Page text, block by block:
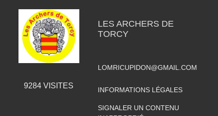
9284 VISITES
LES ARCHERS DE
TORCY
LOMRICUPIDON@GMAIL.COM
INFORMATIONS LÉGALES
SIGNALER UN CONTENU